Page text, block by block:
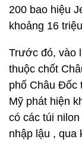
200 bao hiệu
khoảng 16
Trước đó, vào
thuộc chốt
phố Châu Đốc
Mỹ phát hiện
có các túi
nhập lậu , qua